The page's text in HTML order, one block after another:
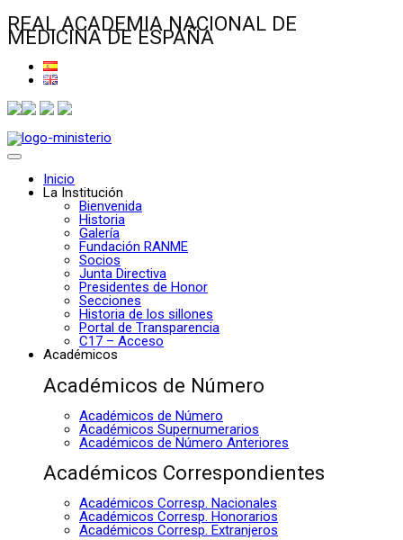
REAL ACADEMIA NACIONAL DE
MEDICINA DE ESPAÑA
Inicio
La Institución
Bienvenida
Historia
Galería
Fundación RANME
Socios
Junta Directiva
Presidentes de Honor
Secciones
Historia de los sillones
Portal de Transparencia
C17 – Acceso
Académicos
Académicos de Número
Académicos de Número
Académicos Supernumerarios
Académicos de Número Anteriores
Académicos Correspondientes
Académicos Corresp. Nacionales
Académicos Corresp. Honorarios
Académicos Corresp. Extranjeros